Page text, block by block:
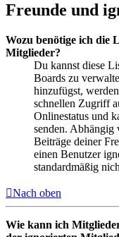
Freunde und
Wozu benötige ich die
Mitglieder?
Du kannst diese
Boards zu
hinzufügst,
schnellen Zugriff
Onlinestatus und
senden. Abhängig
Beiträge deiner
einen Benutzer
standardmäßig
Nach oben
Wie kann ich